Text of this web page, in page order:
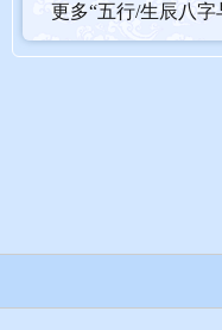
更多“五行/生辰八